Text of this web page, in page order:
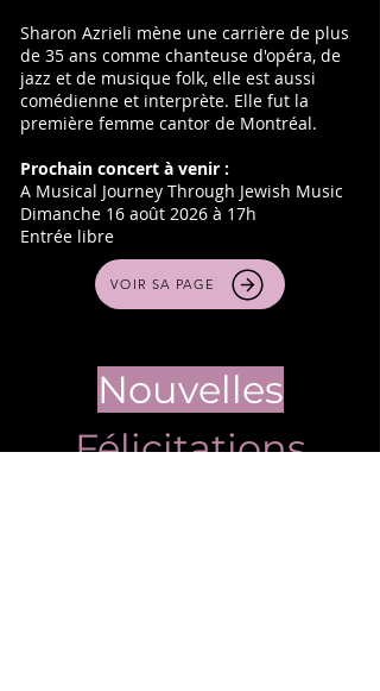
Sharon Azrieli mène une carrière de plus
de 35 ans comme chanteuse d'opéra, de
jazz et de musique folk, elle est aussi
comédienne et interprète. Elle fut la
première femme cantor de Montréal.
Prochain concert à venir :
A Musical Journey Through Jewish Music​​
Dimanche 16 août 2026 à 17h
Entrée libre ​
VOIR SA PAGE
Nouvelles
Félicitations